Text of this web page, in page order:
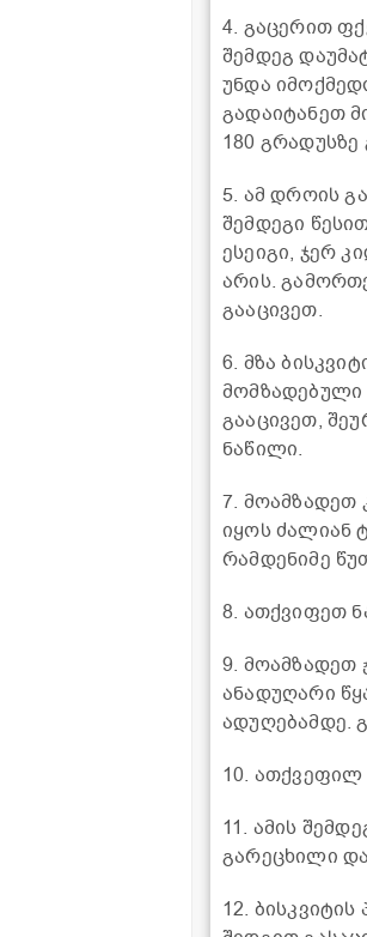
4. გაცერით
შემდეგ
უნდა
გადაიტანეთ
180
5. ამ დროის
შემდეგი
ესეიგი, ჯერ
არის.
გააცივეთ.
6. მზა
მომზადებული
გააცივეთ,
ნაწილი.
7. მოამზადეთ
იყოს ძალიან
რამდენიმე
8. ათქვიფეთ
9. მოამზადეთ
ანადუღარი
ადუღებამდე.
10. ათქვეფილ
11. ამის
გარეცხილი
12.